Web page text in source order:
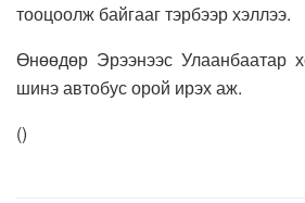
тооцоолж байгааг тэрбээр хэллээ.
Өнөөдөр Эрээнээс Улаанбаатар
шинэ автобус орой ирэх аж.
()